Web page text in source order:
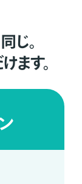
じ。
ます。